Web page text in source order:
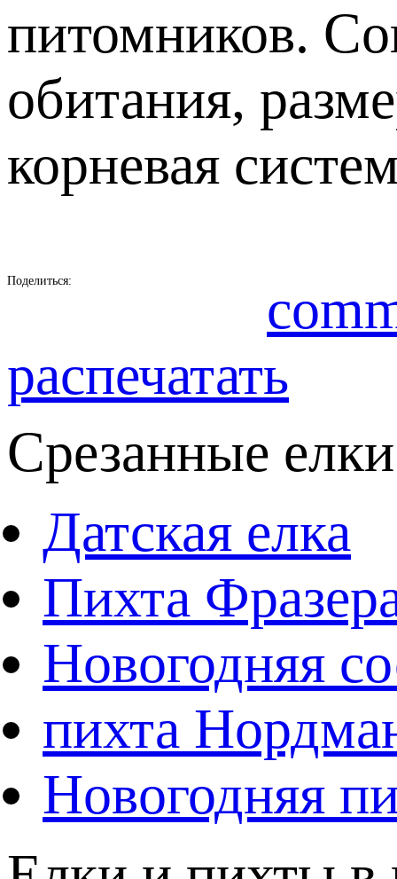
питомников.
обитания,
корневая
Поделиться:
распечатать
Срезанные
Датская елка
Пихта
Новогодняя
пихта
Новогодняя